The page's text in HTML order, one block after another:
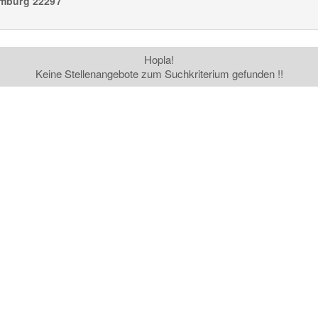
Hopla!
Keine Stellenangebote zum Suchkriterium gefunden !!